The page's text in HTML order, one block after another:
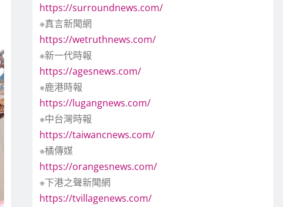
https://surroundnews.com/
※真言新聞網
https://wetruthnews.com/
※新一代時報
https://agesnews.com/
※鹿港時報
https://lugangnews.com/
※中台灣時報
https://taiwancnews.com/
※橘傳媒
https://orangesnews.com/
※下港之聲新聞網
https://tvillagenews.com/